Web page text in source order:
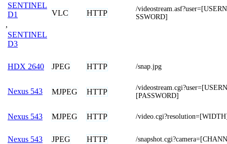
SENTINEL
D1
,
SENTINEL
D3
VLC HTTP
/
SSWORD]
HDX 2640 JPEG HTTP /snap.jpg
Nexus 543 MJPEG HTTP
/
[PASSWORD]
Nexus 543 MJPEG HTTP /
Nexus 543 JPEG HTTP /